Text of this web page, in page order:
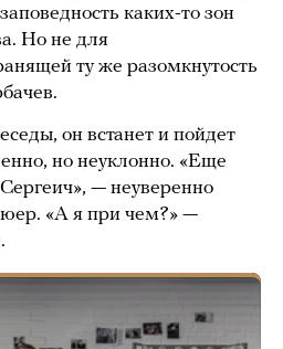
каких-то зон
Но не для
ту же разомкнутость
он встанет и пойдет
но неуклонно. «Еще
— неуверенно
«А я при чем?» —